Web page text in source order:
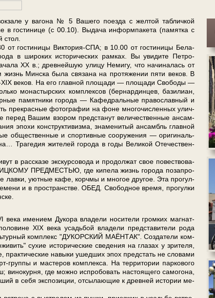
у ва­го­на № 5 Ва­ше­го по­ез­да с жел­той таб­лич­кой
го­сти­ни­це (с 00.10). Вы­да­ча ин­форм­па­ке­та (па­мят­ка с
го­сти­ни­цы Виктория-СПА; в 10.00 от го­сти­ни­цы Бе­ла­
в ши­ро­ких ис­то­ри­че­ских рам­ках. Вы уви­ди­те Петро-
ХХ в.; древ­ней­шую ули­цу Не­ми­гу, что на­чи­на­лась от
Мин­ска бы­ла свя­за­на на про­тя­же­нии пя­ти ве­ков. В
XIX ве­ков. На его глав­ной пло­ща­ди — пло­ща­ди Сво­бо­ды —
мо­на­стыр­ских ком­плек­сов (бер­нар­дин­цев, ба­зи­ли­ан,
па­мят­ни­ки го­ро­да — Ка­фед­раль­ные пра­во­слав­ный и
пре­крас­ные фо­то­гра­фии на фо­не мно­го­чис­лен­ных улич­
пе­ред Ва­шим взо­ром пред­ста­нут величественные ан­сам­
эпо­хи кон­ст­рук­ти­виз­ма, зна­ме­ни­тый ан­самбль глав­ной
об­ще­ствен­ные и спор­тив­ные со­ору­же­ния — ори­ги­наль­
Трагедия жи­те­лей го­ро­да в го­ды Ве­ли­кой Оте­че­ствен­
в рас­ска­зе экс­кур­со­во­да и про­дол­жат свое по­вест­во­ва­
ПРЕД­МЕСТЬЮ, где ки­пе­ла жизнь го­ро­да по­за­про­
лав­ки, уют­ные ка­фе, корч­мы и мно­гое дру­гое. Эта про­гул­
и в про­стран­стве. ОБЕД. Сво­бод­ное вре­мя, про­гул­ки
име­ни­ем Дукора вла­де­ли носители громких маг­нат­
XIX ве­ка усадь­бой вла­де­ли пред­ста­ви­те­ли ро­да
ком­плекс "ДУКОРСКИЙ МАЁНТАК". Создатели ком­
су­хие ис­то­ри­че­ские сведения на гла­зах у зри­те­ля,
навыки ушед­ших эпох предстать не сло­ва­ми
группы и ма­сте­ров ком­плек­са. На тер­ри­то­рии паркового
где мож­но испробовать на­сто­я­ще­го са­мо­го­на,
в се­бя экс­по­зи­ции, отсылающие к древней ис­то­рии ме­